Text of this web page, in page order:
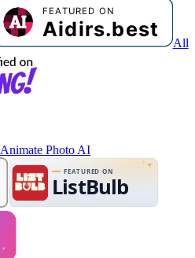
All
Animate Photo AI